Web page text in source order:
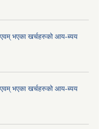
एवम् भएका खर्चहरुको आय-ब्यय
एवम् भएका खर्चहरुको आय-ब्यय